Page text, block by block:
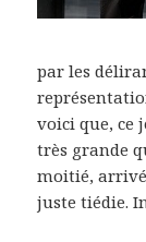
par les
voici que, ce
très grande
moitié,
juste tiédie.